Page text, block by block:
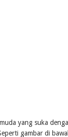
yang suka
gambar di